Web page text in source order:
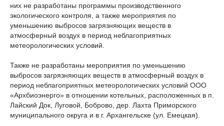
них не разработаны программы производственного
экологического контроля, а также мероприятия по
уменьшению выбросов загрязняющих веществ в
атмосферный воздух в период неблагоприятных
метеорологических условий.
Также не разработаны мероприятия по уменьшению
выбросов загрязняющих веществ в атмосферный воздух в
период неблагоприятных метеорологических условий ООО
«Архбиоэнерго» в отношении котельных, расположенных в п.
Лайский Док, Луговой, Боброво, дер. Лахта Приморского
муниципального округа и в г. Архангельске (ул. Емецкая).